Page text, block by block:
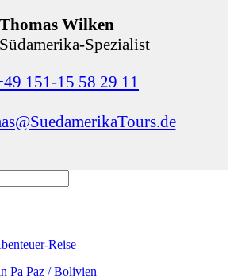
Thomas Wilken
Spezialist
151-15 58 29 11
Reise
Pa Paz / Bolivien